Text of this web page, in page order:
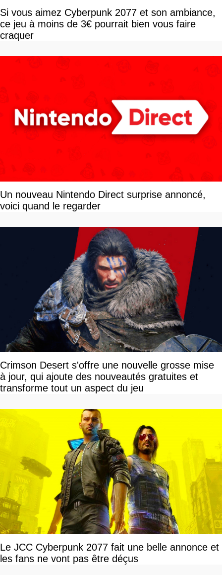
Si vous aimez Cyberpunk 2077 et son ambiance,
ce jeu à moins de 3€ pourrait bien vous faire
craquer
Un nouveau Nintendo Direct surprise annoncé,
voici quand le regarder
Crimson Desert s'offre une nouvelle grosse mise
à jour, qui ajoute des nouveautés gratuites et
transforme tout un aspect du jeu
Le JCC Cyberpunk 2077 fait une belle annonce et
les fans ne vont pas être déçus